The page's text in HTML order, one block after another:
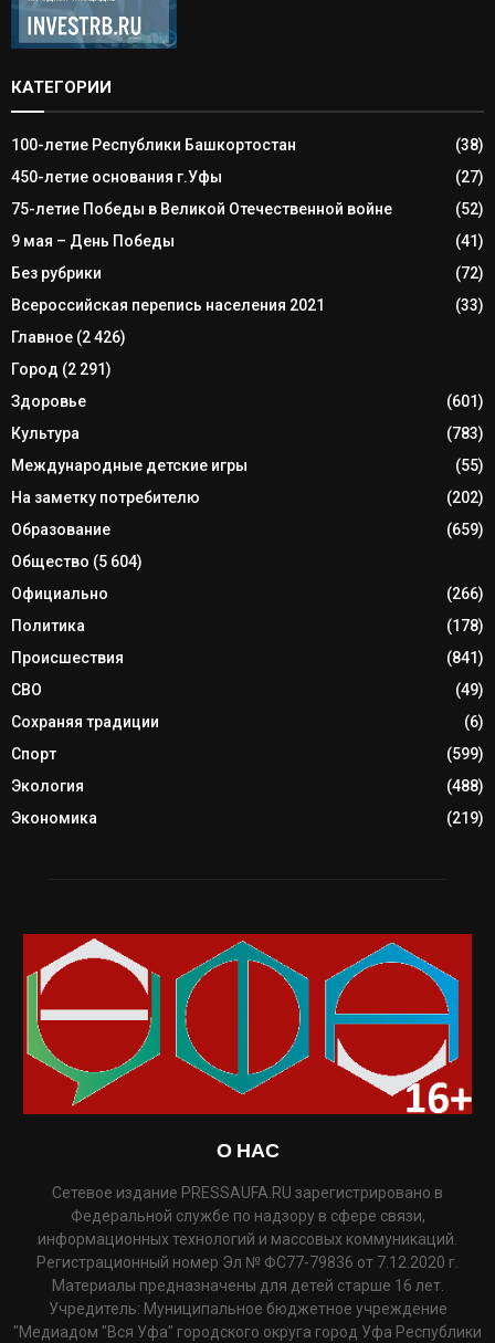
КАТЕГОРИИ
100-летие Республики Башкортостан
(38)
450-летие основания г.Уфы
(27)
75-летие Победы в Великой Отечественной войне
(52)
9 мая – День Победы
(41)
Без рубрики
(72)
Всероссийская перепись населения 2021
(33)
Главное (2 426)
Город (2 291)
Здоровье
(601)
Культура
(783)
Международные детские игры
(55)
На заметку потребителю
(202)
Образование
(659)
Общество (5 604)
Официально
(266)
Политика
(178)
Происшествия
(841)
СВО
(49)
Сохраняя традиции
(6)
Спорт
(599)
Экология
(488)
Экономика
(219)
О НАС
Сетевое издание PRESSAUFA.RU зарегистрировано в
Федеральной службе по надзору в сфере связи,
информационных технологий и массовых коммуникаций.
Регистрационный номер Эл № ФС77-79836 от 7.12.2020 г.
Материалы предназначены для детей старше 16 лет.
Учредитель: Муниципальное бюджетное учреждение
"Медиадом "Вся Уфа" городского округа город Уфа Республики